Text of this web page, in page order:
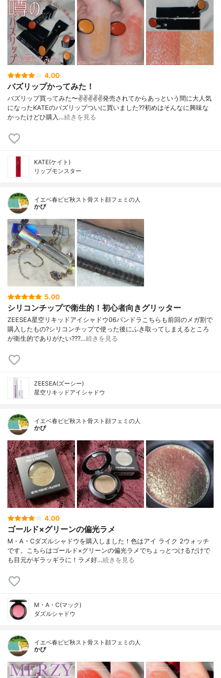
4.00
バズリップかってみた！
バズリップ買ってみた〜✌️✌️✌️✌️✌️発売されてからあっという間に大人気
になったKATEのバズリップついに買いました??初めはそんなに興味な
かったけどひ購入…続きを見る
KATE(ケイト)
リップモンスター
イエベ春ビビ秋スト骨スト顔フェミの人
かぴ
5.00
シリコンチップで衛生的！初心者向きグリッター
ZEESEA星空リキッドアイシャドウ06パンドラこちらも前回のメガ割で
購入したもの?シリコンチップで使った後にふき取ってしまえるところ
が衛生的でありがたい???…続きを見る
ZEESEA(ズーシー)
星空リキッドアイシャドウ
イエベ春ビビ秋スト骨スト顔フェミの人
かぴ
4.00
ゴールド×グリーンの偏光ラメ
M・A・Cダズルシャドウを購入しました！色はアイ ライク 2ウォッチ
です。こちらはゴールド×グリーンの偏光ラメでちょっとつけるだけで
も目元がギラッギラに！ラメ好…続きを見る
M・A・C(マック)
ダズルシャドウ
イエベ春ビビ秋スト骨スト顔フェミの人
かぴ